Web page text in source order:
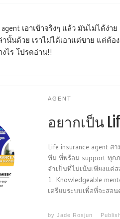
เอาเข้าจริงๆ แล้ว มันไม่ได้
นั้นด้วย เราไม่ได้เอาแต่ขาย แต่ต้
ไร โปรดอ่าน!!
AGENT
อยากเป็น
Life insurance agent
ทีม ที่พร้อม support ทุก
จำเป็นที่ไม่เน้นเพียงแ
1. Knowledgeable
เตรียมระบบเพื่อที่จะสอ
by Jade Rosjun